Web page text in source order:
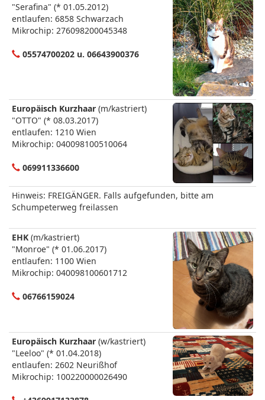
"Serafina" (* 01.05.2012)
entlaufen: 6858 Schwarzach
Mikrochip: 276098200045348
05574700202 u. 06643900376
Europäisch Kurzhaar (m/kastriert)
"OTTO" (* 08.03.2017)
entlaufen: 1210 Wien
Mikrochip: 040098100510064
069911336600
Hinweis: FREIGÄNGER. Falls aufgefunden, bitte am
Schumpeterweg freilassen
EHK (m/kastriert)
"Monroe" (* 01.06.2017)
entlaufen: 1100 Wien
Mikrochip: 040098100601712
06766159024
Europäisch Kurzhaar (w/kastriert)
"Leeloo" (* 01.04.2018)
entlaufen: 2602 Neurißhof
Mikrochip: 100220000026490